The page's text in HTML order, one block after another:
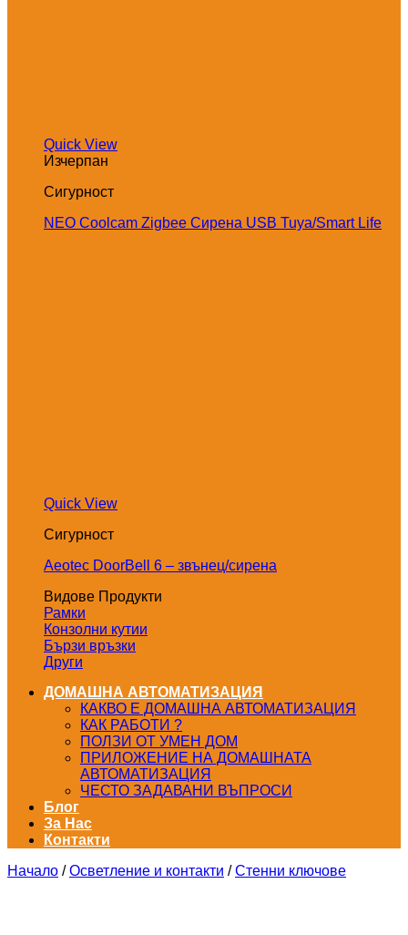
Quick View
Изчерпан
Сигурност
NEO Coolcam Zigbee Сирена USB Tuya/Smart Life
Quick View
Сигурност
Aeotec DoorBell 6 – звънец/сирена
Видове Продукти
Рамки
Конзолни кутии
Бързи връзки
Други
ДОМАШНА АВТОМАТИЗАЦИЯ
КАКВО Е ДОМАШНА АВТОМАТИЗАЦИЯ
КАК РАБОТИ ?
ПОЛЗИ ОТ УМЕН ДОМ
ПРИЛОЖЕНИЕ НА ДОМАШНАТА
АВТОМАТИЗАЦИЯ
ЧЕСТО ЗАДАВАНИ ВЪПРОСИ
Блог
За Нас
Контакти
Начало / Осветление и контакти / Стенни ключове